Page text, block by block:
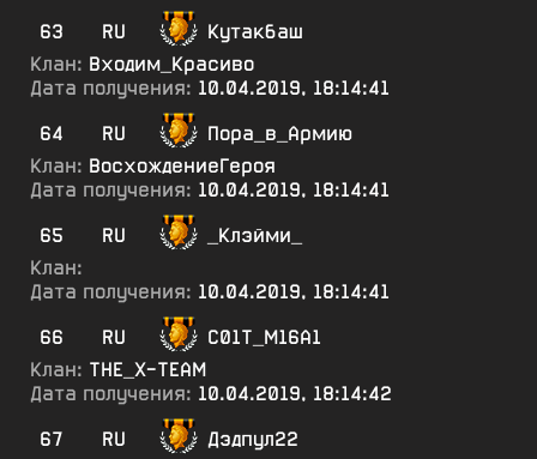
63
RU
Кутакбаш
Клан: Входим_Красиво
Дата получения: 10.04.2019, 18:14:41
64
RU
Пора_в_Армию
Клан: ВосхождениеГероя
Дата получения: 10.04.2019, 18:14:41
65
RU
_Клэйми_
Клан:
Дата получения: 10.04.2019, 18:14:41
66
RU
С01Т_М16А1
Клан: ТНЕ_Х-ТЕАМ
Дата получения: 10.04.2019, 18:14:42
67
RU Дэдпул22